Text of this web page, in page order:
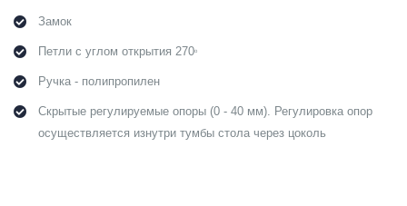
Замок
Петли с углом открытия 270о
Ручка - полипропилен
Скрытые регулируемые опоры (0 - 40 мм). Регулировка опор
осуществляется изнутри тумбы стола через цоколь